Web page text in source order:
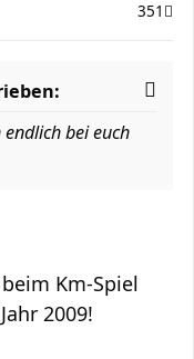
351
bei euch
Km-Spiel
2009!